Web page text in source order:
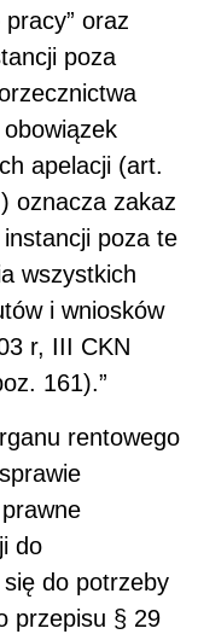
oraz
poza
apelacji (art.
oznacza zakaz
poza te
wszystkich
i wniosków
r, III CKN
161).”
rentowego
do
do potrzeby
przepisu § 29